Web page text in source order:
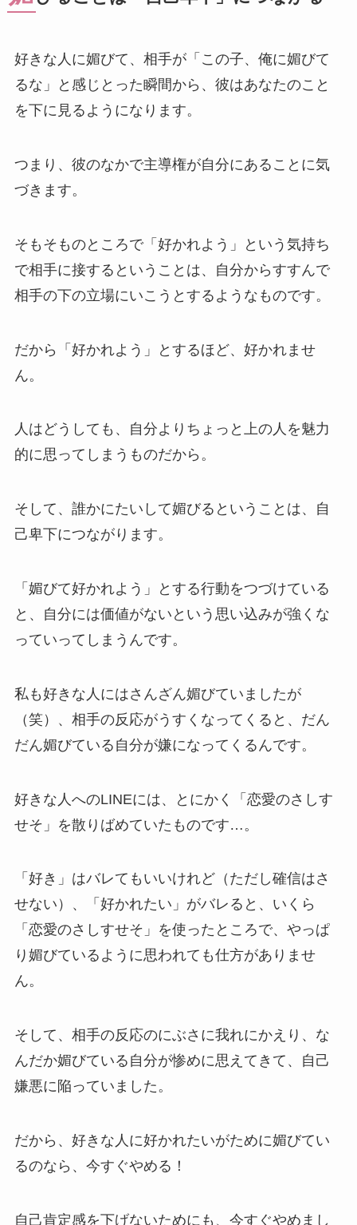
好きな人に媚びて、相手が「この子、俺に媚びて
るな」と感じとった瞬間から、彼はあなたのこと
を下に見るようになります。
つまり、彼のなかで主導権が自分にあることに気
づきます。
そもそものところで「好かれよう」という気持ち
で相手に接するということは、自分からすすんで
相手の下の立場にいこうとするようなものです。
だから「好かれよう」とするほど、好かれませ
ん。
人はどうしても、自分よりちょっと上の人を魅力
的に思ってしまうものだから。
そして、誰かにたいして媚びるということは、自
己卑下につながります。
「媚びて好かれよう」とする行動をつづけている
と、自分には価値がないという思い込みが強くな
っていってしまうんです。
私も好きな人にはさんざん媚びていましたが
（笑）、相手の反応がうすくなってくると、だん
だん媚びている自分が嫌になってくるんです。
好きな人へのLINEには、とにかく「恋愛のさしす
せそ」を散りばめていたものです…。
「好き」はバレてもいいけれど（ただし確信はさ
せない）、「好かれたい」がバレると、いくら
「恋愛のさしすせそ」を使ったところで、やっぱ
り媚びているように思われても仕方がありませ
ん。
そして、相手の反応のにぶさに我れにかえり、な
んだか媚びている自分が惨めに思えてきて、自己
嫌悪に陥っていました。
だから、好きな人に好かれたいがために媚びてい
るのなら、今すぐやめる！
自己肯定感を下げないためにも、今すぐやめまし